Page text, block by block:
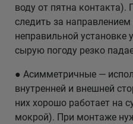
воду от пятна контакта).
следить за
неправильной установке
сырую погоду резко
● Асимметричные —
внутренней и внешней
них хорошо работает на
мокрой). При монтаже